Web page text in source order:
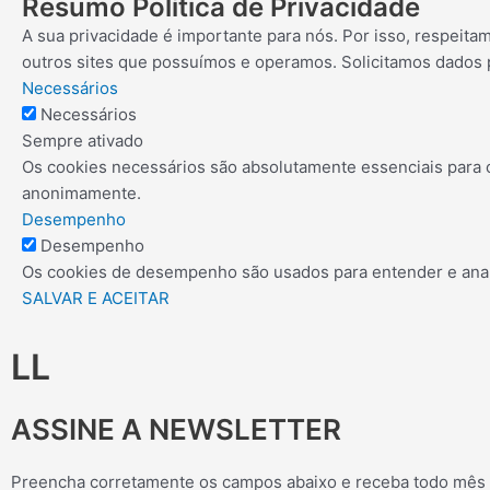
Resumo Política de Privacidade
A sua privacidade é importante para nós. Por isso,
outros sites que possuímos e operamos. Solicitamos dados
Necessários
Necessários
Sempre ativado
Os cookies necessários são absolutamente essenciais
anonimamente.
Desempenho
Desempenho
Os cookies de desempenho são usados para entender e
SALVAR E ACEITAR
LL
ASSINE A NEWSLETTER
Preencha corretamente os campos abaixo e receba todo